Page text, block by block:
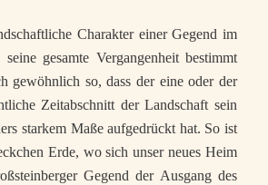
Charakter einer Gegend im
gesamte Vergangenheit bestimmt
gewöhnlich so, dass der eine oder der
Zeitabschnitt der Landschaft sein
starkem Maße aufgedrückt hat. So ist
Erde, wo sich unser neues Heim
Gegend der Ausgang des